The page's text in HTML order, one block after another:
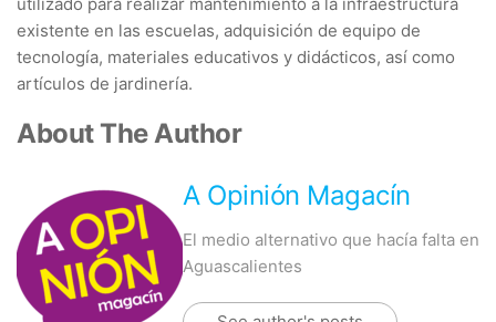
existente en las escuelas, adquisición de equipo de
tecnología, materiales educativos y didácticos, así como
artículos de jardinería.
About The Author
A Opinión Magacín
El medio alternativo que hacía falta en
Aguascalientes